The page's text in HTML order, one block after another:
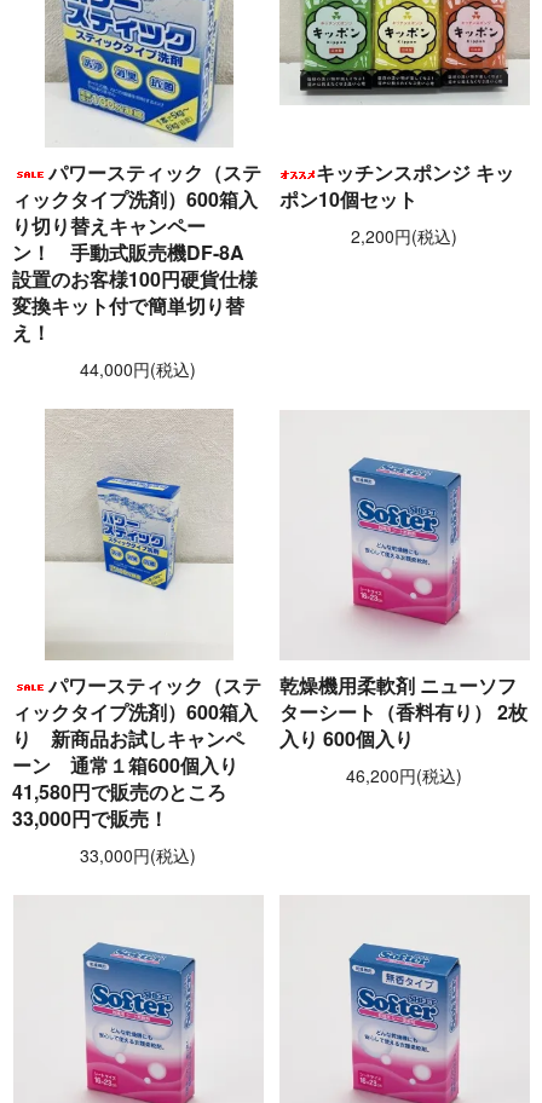
パワースティック（ステ
ィックタイプ洗剤）600箱入
り切り替えキャンペー
ン！ 手動式販売機DF-8A
設置のお客様100円硬貨仕様
変換キット付で簡単切り替
え！
44,000円(税込)
キッチンスポンジ キッ
ポン10個セット
2,200円(税込)
パワースティック（ステ
ィックタイプ洗剤）600箱入
り 新商品お試しキャンペ
ーン 通常１箱600個入り
41,580円で販売のところ
33,000円で販売！
33,000円(税込)
乾燥機用柔軟剤 ニューソフ
ターシート（香料有り） 2枚
入り 600個入り
46,200円(税込)